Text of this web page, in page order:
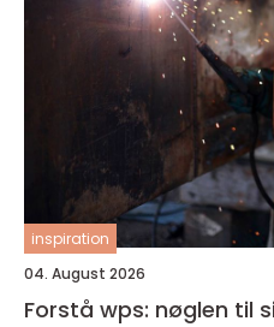
inspiration
04. August 2026
Forstå wps: nøglen til